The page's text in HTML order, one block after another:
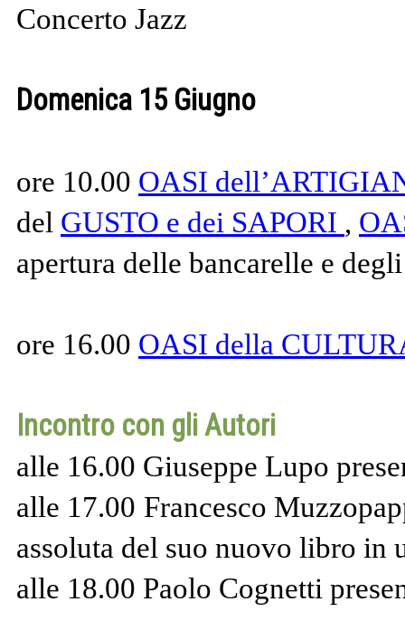
Concerto Jazz
Domenica 15 Giugno
ore 10.00 OASI
del GUSTO e dei SAPORI ,
apertura delle bancarelle e
ore 16.00 OASI della
Incontro con gli Autori
alle 16.00 Giuseppe Lupo
alle 17.00 Francesco
assoluta del suo nuovo libro in
alle 18.00 Paolo Cognetti